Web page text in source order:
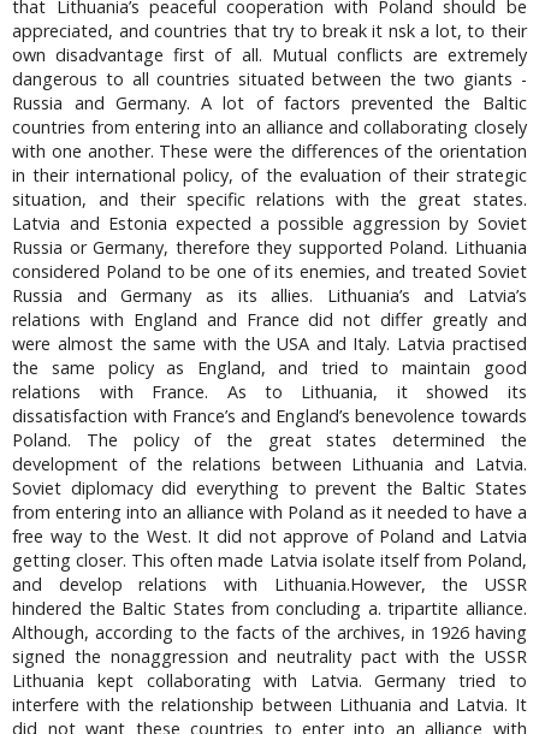
that Lithuania’s peaceful cooperation with Poland should be
appreciated, and countries that try to break it nsk a lot, to their
own disadvantage first of all. Mutual conflicts are extremely
dangerous to all countries situated between the two giants -
Russia and Germany. A lot of factors prevented the Baltic
countries from entering into an alliance and collaborating closely
with one another. These were the differences of the orientation
in their international policy, of the evaluation of their strategic
situation, and their specific relations with the great states.
Latvia and Estonia expected a possible aggression by Soviet
Russia or Germany, therefore they supported Poland. Lithuania
considered Poland to be one of its enemies, and treated Soviet
Russia and Germany as its allies. Lithuania’s and Latvia’s
relations with England and France did not differ greatly and
were almost the same with the USA and Italy. Latvia practised
the same policy as England, and tried to maintain good
relations with France. As to Lithuania, it showed its
dissatisfaction with France’s and England’s benevolence towards
Poland. The policy of the great states determined the
development of the relations between Lithuania and Latvia.
Soviet diplomacy did everything to prevent the Baltic States
from entering into an alliance with Poland as it needed to have a
free way to the West. It did not approve of Poland and Latvia
getting closer. This often made Latvia isolate itself from Poland,
and develop relations with Lithuania.However, the USSR
hindered the Baltic States from concluding a. tripartite alliance.
Although, according to the facts of the archives, in 1926 having
signed the nonaggression and neutrality pact with the USSR
Lithuania kept collaborating with Latvia. Germany tried to
interfere with the relationship between Lithuania and Latvia. It
did not want these countries to enter into an alliance with